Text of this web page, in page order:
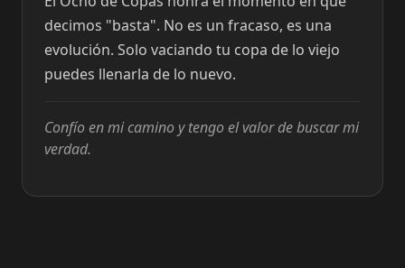
decimos "basta". No es un fracaso, es una
evolución. Solo vaciando tu copa de lo viejo
puedes llenarla de lo nuevo.
Confío en mi camino y tengo el valor de buscar mi
verdad.